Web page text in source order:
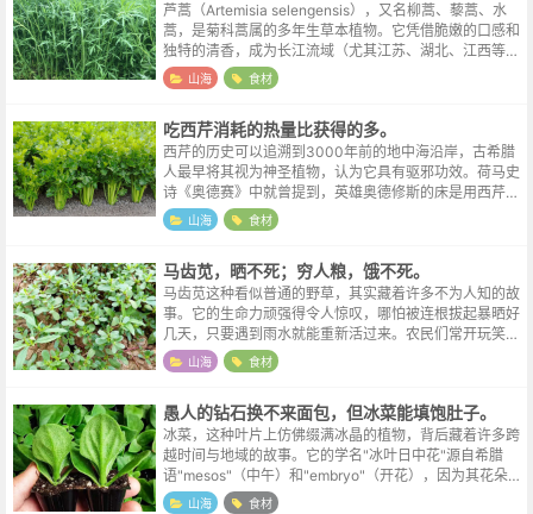
芦蒿（Artemisia selengensis），又名柳蒿、藜蒿、水
蒿，是菊科蒿属的多年生草本植物。它凭借脆嫩的口感和
独特的清香，成为长江流域（尤其江苏、湖北、江西等
地）春季餐桌上的“野菜明星”，甚至被南京人誉为“金陵
第一野蔬”。芦...
山海 食材
吃西芹消耗的热量比获得的多。
西芹的历史可以追溯到3000年前的地中海沿岸，古希腊
人最早将其视为神圣植物，认为它具有驱邪功效。荷马史
诗《奥德赛》中就曾提到，英雄奥德修斯的床是用西芹和
橄榄木制成的，可见其在古希腊文化中的重要地位。有趣
的是，古罗马人相信西芹能中和酒气...
山海 食材
马齿苋，晒不死；穷人粮，饿不死。
马齿苋这种看似普通的野草，其实藏着许多不为人知的故
事。它的生命力顽强得令人惊叹，哪怕被连根拔起暴晒好
几天，只要遇到雨水就能重新活过来。农民们常开玩笑说
它是"死不了"，而科学家们则对它的种子能在土壤里休眠
几十年仍然保持活力感到不可思议。...
山海 食材
愚人的钻石换不来面包，但冰菜能填饱肚子。
冰菜，这种叶片上仿佛缀满冰晶的植物，背后藏着许多跨
越时间与地域的故事。它的学名"冰叶日中花"源自希腊
语"mesos"（中午）和"embryo"（开花），因为其花朵常
在正午最灿烂的阳光下绽放，这个特性早在古希腊时期就
山海 食材